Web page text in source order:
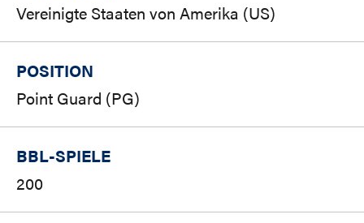
Vereinigte Staaten von Amerika (US)
POSITION
Point Guard (PG)
BBL-SPIELE
200